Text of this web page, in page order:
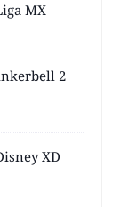
MX
2
XD